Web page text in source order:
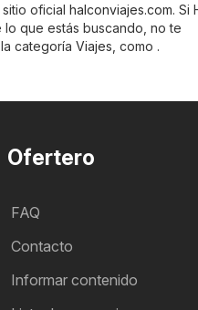
oficial halconviajes.com. Si
que estás buscando, no te
categoría Viajes , como .
Ofertero
FAQ
Contacto
Informar contenido